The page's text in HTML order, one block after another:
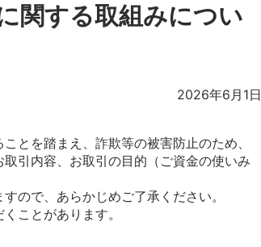
関する取組みについ
2026年6月1日
とを踏まえ、詐欺等の被害防止のため、
引内容、お取引の目的（ご資金の使いみ
ので、あらかじめご了承ください。
ことがあります。